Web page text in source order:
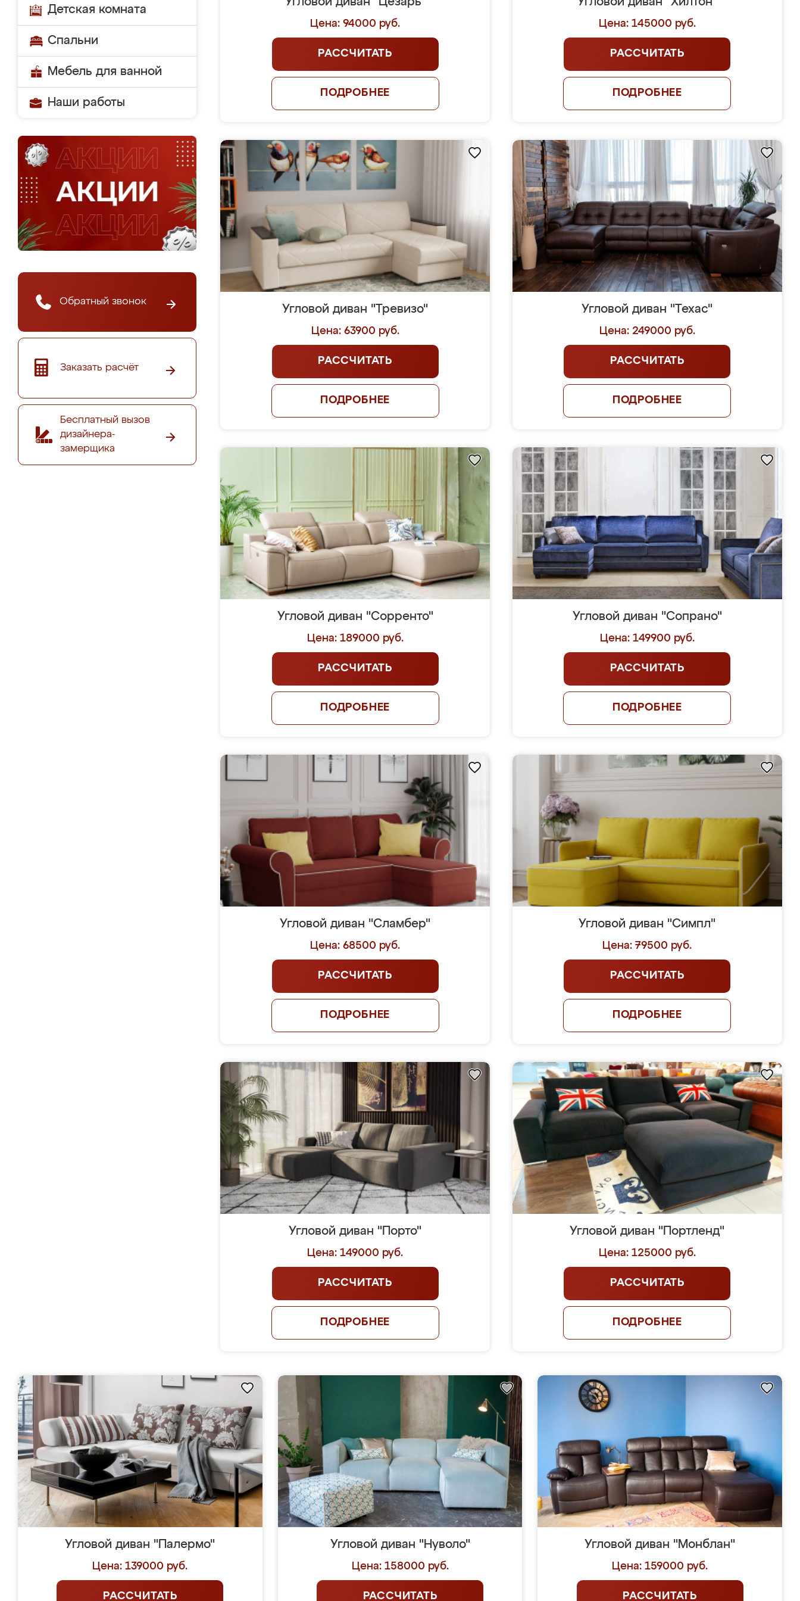
Детская комната
Спальни
Мебель для ванной
Наши работы
Обратный звонок
Заказать расчёт
Бесплатный вызов
дизайнера-
замерщика
Цена: 94000 руб.
РАССЧИТАТЬ
ПОДРОБНЕЕ
Цена: 145000 руб.
РАССЧИТАТЬ
ПОДРОБНЕЕ
Угловой диван "Тревизо"
Цена: 63900 руб.
РАССЧИТАТЬ
ПОДРОБНЕЕ
Угловой диван "Техас"
Цена: 249000 руб.
РАССЧИТАТЬ
ПОДРОБНЕЕ
Угловой диван "Сорренто"
Цена: 189000 руб.
РАССЧИТАТЬ
ПОДРОБНЕЕ
Угловой диван "Сопрано"
Цена: 149900 руб.
РАССЧИТАТЬ
ПОДРОБНЕЕ
Угловой диван "Сламбер"
Цена: 68500 руб.
РАССЧИТАТЬ
ПОДРОБНЕЕ
Угловой диван "Симпл"
Цена: 79500 руб.
РАССЧИТАТЬ
ПОДРОБНЕЕ
Угловой диван "Порто"
Цена: 149000 руб.
РАССЧИТАТЬ
ПОДРОБНЕЕ
Угловой диван "Портленд"
Цена: 125000 руб.
РАССЧИТАТЬ
ПОДРОБНЕЕ
Угловой диван "Палермо"
Цена: 139000 руб.
РАССЧИТАТЬ
Угловой диван "Нуволо"
Цена: 158000 руб.
РАССЧИТАТЬ
Угловой диван "Монблан"
Цена: 159000 руб.
РАССЧИТАТЬ